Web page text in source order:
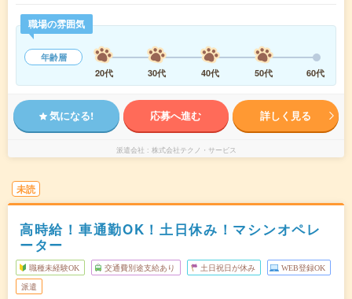
職場の雰囲気
年齢層
20代
30代 40代 50代 60代
気になる! 応募へ進む 詳しく見る
派遣会社 株式会社テクノ・サービス
未読
高時給！車通勤OK！土日休み！マシンオペレ
ーター
職種未経験OK 交通費別途支給あり 土日祝日が休み WEB登録OK
派遣